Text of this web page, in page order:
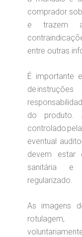
comprador
e trazem
entre outras
É importante
de
do produto.
controlado
eventual
devem estar
sanitária e
regularizado.
As imagens